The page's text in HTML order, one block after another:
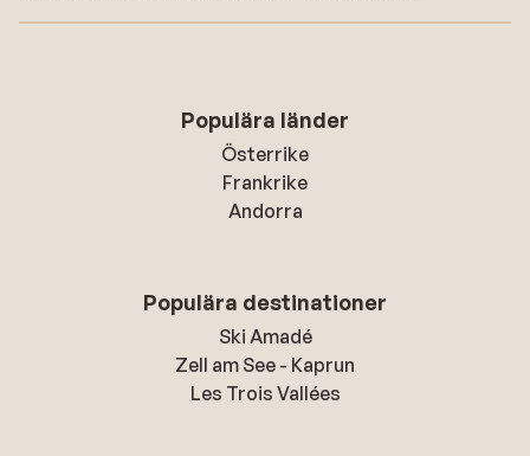
Populära länder
Österrike
Frankrike
Andorra
Populära destinationer
Ski Amadé
Zell am See - Kaprun
Les Trois Vallées